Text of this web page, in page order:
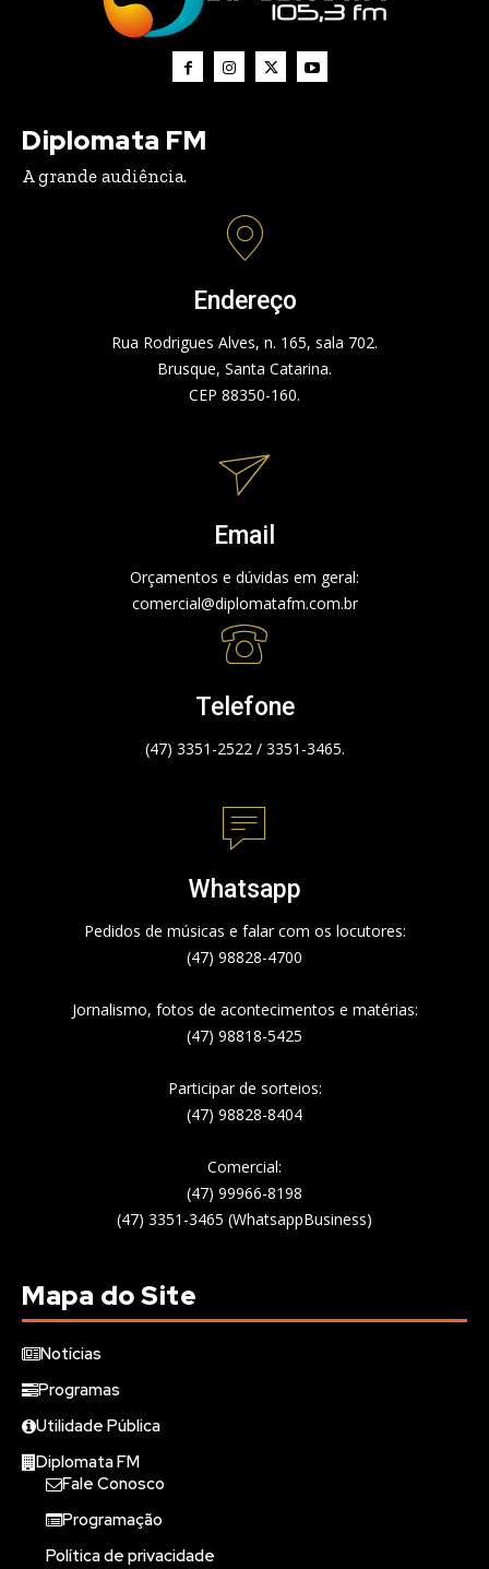
Diplomata FM
A grande audiência.
Endereço
Rua Rodrigues Alves, n. 165, sala 702.
Brusque, Santa Catarina.
CEP 88350-160.
Email
Orçamentos e dúvidas em geral:
comercial@diplomatafm.com.br
Telefone
(47) 3351-2522 / 3351-3465.
Whatsapp
Pedidos de músicas e falar com os locutores:
(47) 98828-4700
Jornalismo, fotos de acontecimentos e matérias:
(47) 98818-5425
Participar de sorteios:
(47) 98828-8404
Comercial:
(47) 99966-8198
(47) 3351-3465 (WhatsappBusiness)
Mapa do Site
Notícias
Programas
Utilidade Pública
Diplomata FM
Fale Conosco
Programação
Política de privacidade